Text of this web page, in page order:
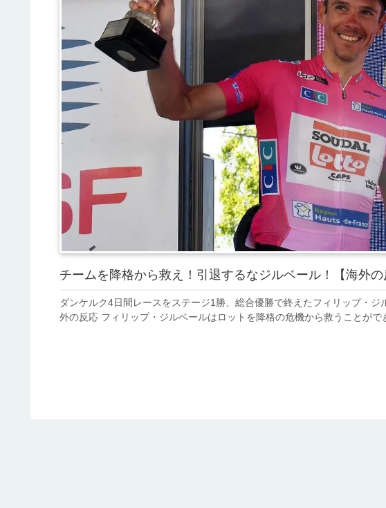
チームを降格から救え！引退するなジルベール！【海外の
ダンケルク4日間レースをステージ1勝、総合優勝で終えたフィリップ・
外の反応 フィリップ・ジルベールはロットを降格の危機から救うことがで